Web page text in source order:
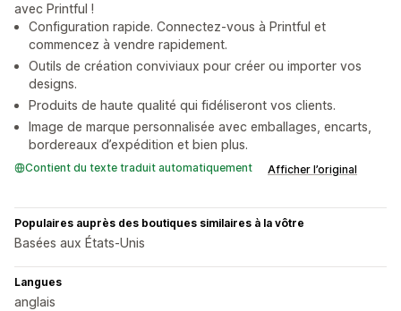
avec Printful !
Configuration rapide. Connectez-vous à Printful et
commencez à vendre rapidement.
Outils de création conviviaux pour créer ou importer vos
designs.
Produits de haute qualité qui fidéliseront vos clients.
Image de marque personnalisée avec emballages, encarts,
bordereaux d’expédition et bien plus.
Contient du texte traduit automatiquement Afficher l’original
Populaires auprès des boutiques similaires à la vôtre
Basées aux États-Unis
Langues
anglais